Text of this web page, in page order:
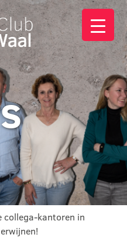
collega-kantoren in